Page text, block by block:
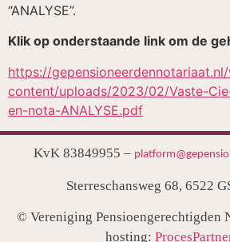
“ANALYSE”.
Klik op onderstaande link om de
https://
content/uploads/2023/02/Vaste-
en-nota-ANALYSE.pdf
KvK 83849955 –
Sterreschansweg 68, 6522
© Vereniging Pensioengerechtigden
hosting: